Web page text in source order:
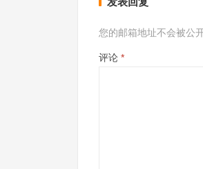
您的邮箱地址不会被公开
评论 *